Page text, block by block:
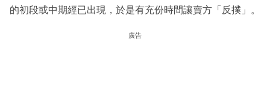
的初段或中期經已出現，於是有充份時間讓賣方「反撲」。
廣告